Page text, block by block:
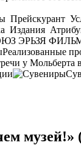
Прейскурант
Издания
ЭРЬЗЯ
Реализованные
у Мольберта
музей!»